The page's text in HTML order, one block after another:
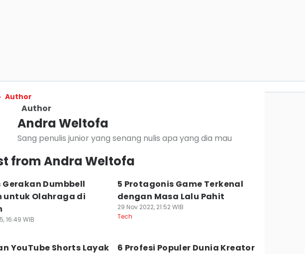
Author
Author
Andra Weltofa
Sang penulis junior yang senang nulis apa yang dia mau
from Andra Weltofa
Gerakan Dumbbell
untuk Olahraga di
16:49 WIB
5 Protagonis Game Terkenal
dengan Masa Lalu Pahit
29 Nov 2022, 21:52 WIB
Tech
YouTube Shorts Layak
6 Profesi Populer Dunia Kreator